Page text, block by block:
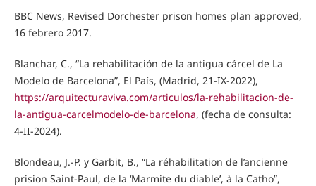
BBC News, Revised Dorchester prison homes plan approved,
16 febrero 2017.
Blanchar, C., “La rehabilitación de la antigua cárcel de La
Modelo de Barcelona”, El País, (Madrid, 21-IX-2022),
https://arquitecturaviva.com/articulos/la-rehabilitacion-de-
la-antigua-carcelmodelo-de-barcelona, (fecha de consulta:
4-II-2024).
Blondeau, J.-P. y Garbit, B., “La réhabilitation de l’ancienne
prision Saint-Paul, de la ‘Marmite du diable’, à la Catho”,